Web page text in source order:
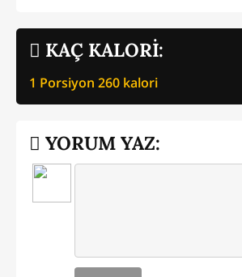
KAÇ KALORİ:
1 Porsiyon 260 kalori
YORUM YAZ: